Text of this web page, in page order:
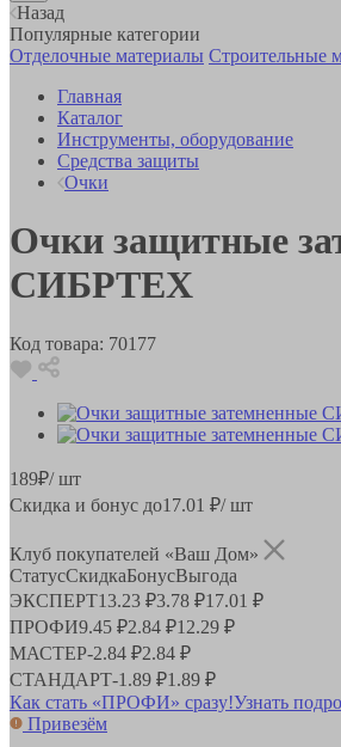
Назад
Популярные категории
Отделочные материалы Строительные
Главная
Каталог
Инструменты, оборудование
Средства защиты
Очки
Очки защитные
СИБРТЕХ
Код товара: 70177
189₽/ шт
Скидка и бонус до17.01 ₽/ шт
Клуб покупателей «Ваш Дом»
СтатусСкидкаБонусВыгода
ЭКСПЕРТ13.23 ₽3.78 ₽17.01 ₽
ПРОФИ9.45 ₽2.84 ₽12.29 ₽
МАСТЕР-2.84 ₽2.84 ₽
СТАНДАРТ-1.89 ₽1.89 ₽
Как стать «ПРОФИ» сразу!Узнать
Привезём